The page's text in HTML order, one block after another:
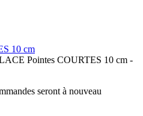
10 cm
Pointes COURTES 10 cm -
seront à nouveau